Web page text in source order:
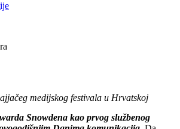
medijskog festivala u Hrvatskoj
Snowdena kao prvog službenog